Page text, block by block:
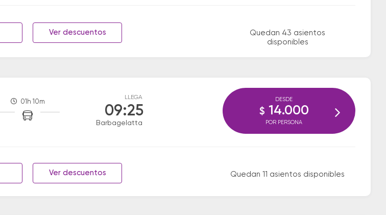
Ver descuentos
Quedan 43 asientos
disponibles
01h 10m
LLEGA
09:25
Barbagelatta
Ver descuentos Quedan 11 asientos disponibles
DESDE
$ 14.000
POR PERSONA